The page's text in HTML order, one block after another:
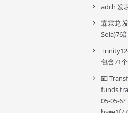
adch 发
霖霖龙
Sola)76
包含71
💴
funds
05-05-6?